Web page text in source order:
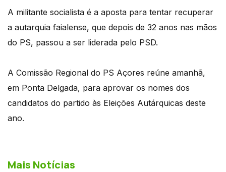
A militante socialista é a aposta para tentar recuperar
a autarquia faialense, que depois de 32 anos nas mãos
do PS, passou a ser liderada pelo PSD.
A Comissão Regional do PS Açores reúne amanhã,
em Ponta Delgada, para aprovar os nomes dos
candidatos do partido às Eleições Autárquicas deste
ano.
Mais Notícias